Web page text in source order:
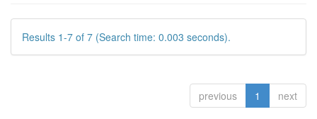
Results 1-7 of 7 (Search time: 0.003 seconds).
previous 1 next